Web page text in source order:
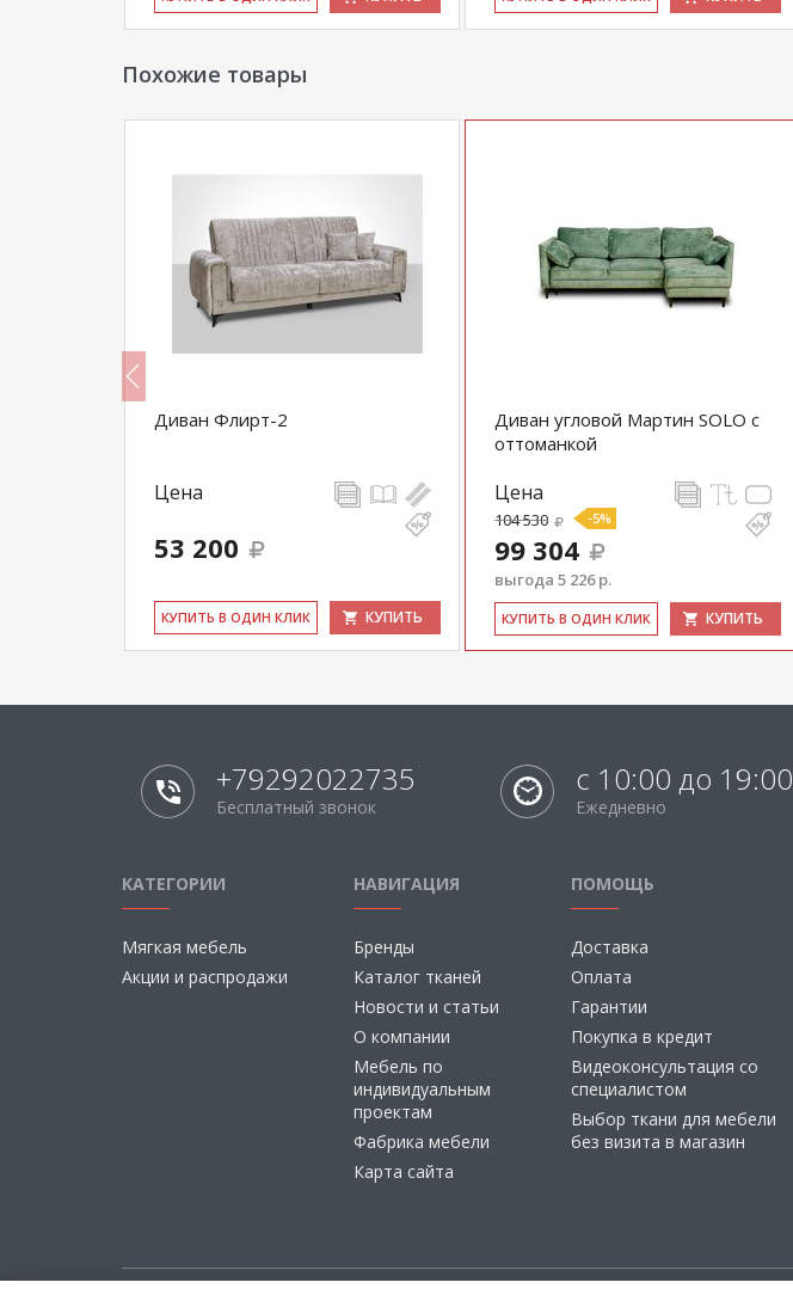
Похожие товары
Диван Флирт-2
Цена
53 200
КУ­ПИТЬ В ОДИН КЛИК КУПИТЬ
Диван угловой Мартин SOLO с
оттоманкой
Цена
104 530 -5%
99 304
выгода 5 226 р.
КУ­ПИТЬ В ОДИН КЛИК КУПИТЬ
+79292022735
Бесплатный звонок
с 10:00 до 19:00
Ежедневно
КАТЕГОРИИ
Мягкая мебель
Акции и распродажи
НАВИГАЦИЯ
Бренды
Каталог тканей
Новости и статьи
О компании
Мебель по
индивидуальным
проектам
Фабрика мебели
Карта сайта
ПОМОЩЬ
Доставка
Оплата
Гарантии
Покупка в кредит
Видеоконсультация со
специалистом
Выбор ткани для мебели
без визита в магазин